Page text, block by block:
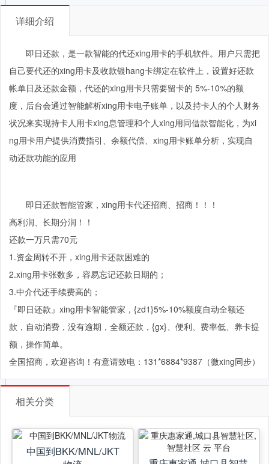
详细介绍
即日还款，是一款智能的代还xing用卡的手机软件。用户只需把
自己要代还的xing用卡及收款银hang卡绑定在软件上，设置好还款
帐单日及还款金额，代还的xing用卡只需要留卡的 5%-10%的额
度，后台会通过智能解析xing用卡电子账单，以及持卡人的个人财务
状况来实现持卡人用卡xing息管理和个人xing用同借款智能化，为xi
ng用卡用户提供消费指引、余额代偿、xing用卡账单分析，实现自
动还款功能的应用
即日还款智能管家，xing用卡代还招商、招商！！！
高利润、长期分润！！
还款一万只需70元
1.资金周转不开，xing用卡还款困难的
2.xing用卡张数多，容易忘记还款日期的；
3.中介代还手续费高的；
『即日还款』xing用卡智能管家，{zd1}5%-10%额度自动全额还
款，自动消费，没有逾期，全额还款，{gx}、便利、费率低、养卡提
额，操作简单。
全国招商，欢迎咨询！有意请致电：131*6884*9387（微xing同步）
相关分类
中国到BKK/MNL/JKT